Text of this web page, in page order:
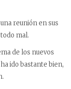
reunión en sus
mal.
de los nuevos
ido bastante bien,